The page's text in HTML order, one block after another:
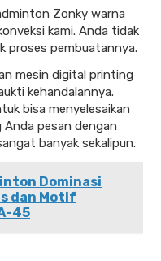
Zonky warna
kami. Anda tidak
proses pembuatannya.
mesin digital printing
kehandalannya.
bisa menyelesaikan
pesan dengan
banyak sekalipun.
Dominasi
dan Motif
45